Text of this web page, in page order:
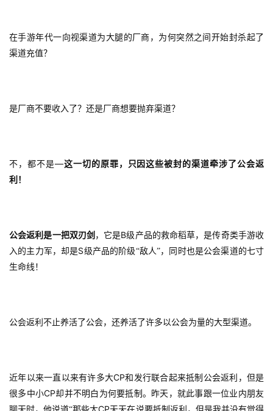
在手游年代一向视渠道为大腿的厂商，为何突然之间开始封杀起了
渠道充值？
是厂商不要收入了？还是厂商想要抛弃渠道？
不，都不是—这一切的原罪，只因这些被封的渠道牵涉了公会返
利！
公会返利是一把双刃剑 ，它是B级产品的救命稻草，是传奇类手游收
入的主力军，却是S级产品的阶级“敌人”，同时也是公会渠道的七寸
生命线！
公会返利不止养活了公会，还养活了许多以公会为量的大型渠道。
近年以来一直以来有许多大CP和发行联合起来抵制公会返利，但是
很多中小CP却并不明白为何要抵制。昨天，就此事跟一位业内朋友